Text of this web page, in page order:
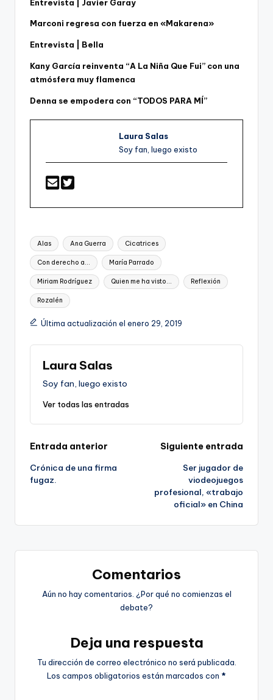
Entrevista | Javier Garay
Marconi regresa con fuerza en «Makarena»
Entrevista | Bella
Kany García reinventa “A La Niña Que Fui” con una
atmósfera muy flamenca
Denna se empodera con “TODOS PARA MÍ”
Laura Salas
Soy fan, luego existo
Etiquetas:
Alas Ana Guerra Cicatrices
Con derecho a... María Parrado
Miriam Rodríguez Quien me ha visto... Reflexión
Rozalén
Última actualización el enero 29, 2019
Laura Salas
Soy fan, luego existo
Ver todas las entradas
Navegación
de
Entrada anterior
Crónica de una firma
fugaz.
Siguiente entrada
Ser jugador de
viodeojuegos
profesional, «trabajo
oficial» en China
Comentarios
Aún no hay comentarios. ¿Por qué no comienzas el
debate?
Deja una respuesta
Tu dirección de correo electrónico no será publicada.
Los campos obligatorios están marcados con *